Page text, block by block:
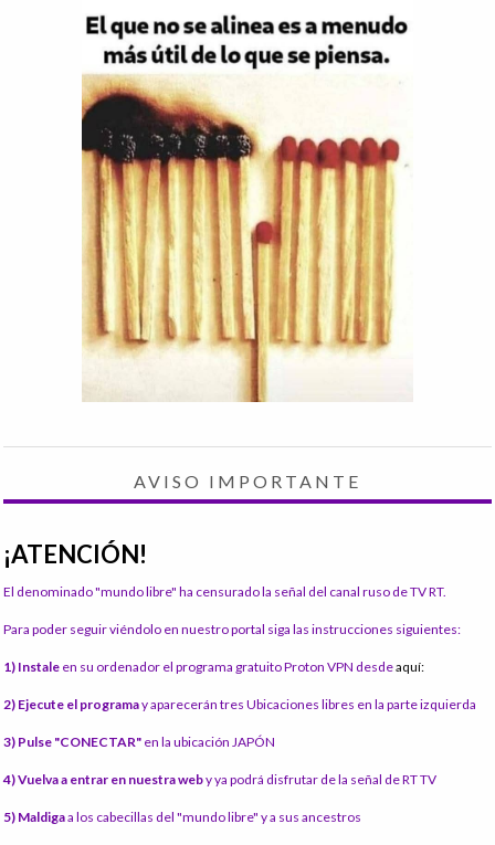
AVISO IMPORTANTE
¡ATENCIÓN!
El denominado "mundo libre" ha censurado la señal del canal ruso de TV RT.
Para poder seguir viéndolo en nuestro portal siga las instrucciones siguientes:
1) Instale en su ordenador el programa gratuito Proton VPN desdeaquí:
2) Ejecute el programay aparecerán tres Ubicaciones libres en la parte izquierda
3) Pulse "CONECTAR" en la ubicación JAPÓN
4) Vuelva a entrar en nuestra weby ya podrá disfrutar de la señal de RT TV
5) Maldigaa los cabecillas del "mundo libre" y a sus ancestros